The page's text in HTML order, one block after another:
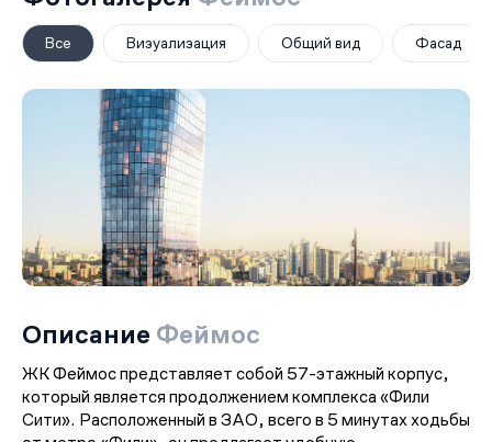
Все Визуализация Общий вид Фасад
Описание Феймос
ЖК Феймос представляет собой 57-этажный корпус,
который является продолжением комплекса «Фили
Сити». Расположенный в ЗАО, всего в 5 минутах ходьбы